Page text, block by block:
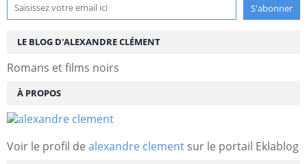
LE BLOG D'ALEXANDRE CLÉMENT
Romans et films noirs
À PROPOS
Voir le profil de alexandre clement sur le portail Eklablog